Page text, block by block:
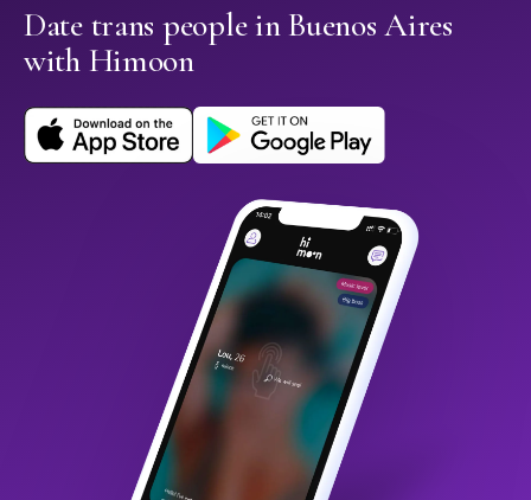
Date trans people in Buenos Aires
with Himoon